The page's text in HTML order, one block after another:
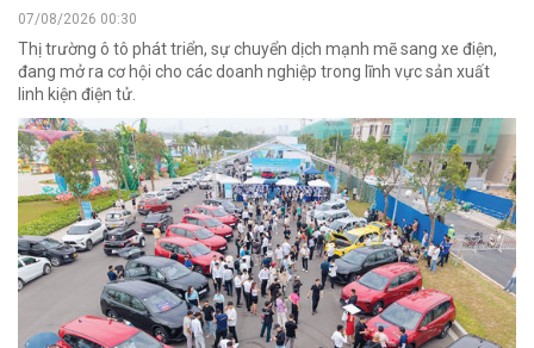
07/08/2026 00:30
Thị trường ô tô phát triển, sự chuyển dịch mạnh mẽ sang xe điện,
đang mở ra cơ hội cho các doanh nghiệp trong lĩnh vực sản xuất
linh kiện điện tử.